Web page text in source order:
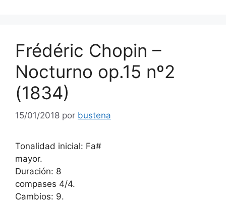
Frédéric Chopin –
Nocturno op.15 nº2
(1834)
15/01/2018 por bustena
Tonalidad inicial: Fa#
mayor.
Duración: 8
compases 4/4.
Cambios: 9.